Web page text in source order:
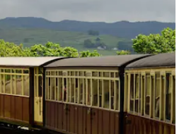
ou en appuyant et en faisant glisser.